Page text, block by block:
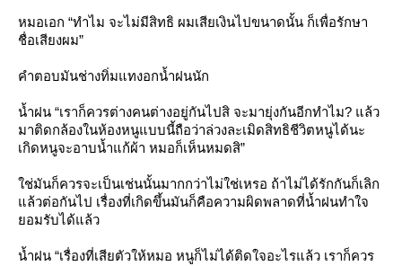
หมอเอก “ทำไม จะไม่มีสิทธิ ผมเสียเงินไปขนาดนั้น ก็เพื่อรักษา
ชื่อเสียงผม”
คำตอบมันช่างทิ่มแทงอกน้ำฝนนัก
น้ำฝน “เราก็ควรต่างคนต่างอยู่กันไปสิ จะมายุ่งกันอีกทำไม? แล้ว
มาติดกล้องในห้องหนูแบบนี้ถือว่าล่วงละเมิดสิทธิชีวิตหนูได้นะ
เกิดหนูจะอาบน้ำแก้ผ้า หมอก็เห็นหมดสิ”
ช่มันก็ควรจะเป็นเช่นนั้นมากกว่าไม่ใช่เหรอ ถ้าไม่ได้รักกันก็เลิก
ล้วต่อกันไป เรื่องที่เกิดขึ้นมันก็คือความผิดพลาดที่น้ำฝนทำใจ
อมรับได้แล้ว
น้ำฝน “เรื่องที่เสียตัวให้หมอ หนูก็ไม่ได้ติดใจอะไรแล้ว เราก็ควร